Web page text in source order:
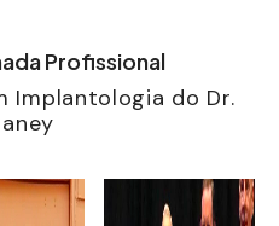
Profissional
Implantologia do Dr.